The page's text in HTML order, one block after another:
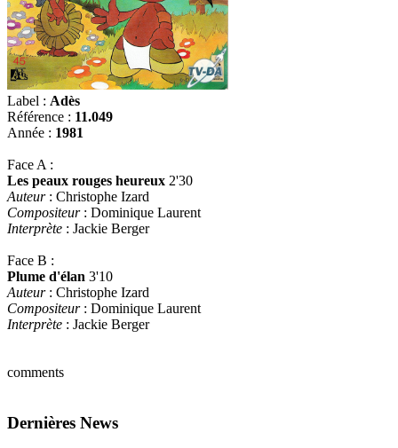
Label : Adès
Référence : 11.049
Année : 1981
Face A :
Les peaux rouges heureux 2'30
Auteur: Christophe Izard
Compositeur: Dominique Laurent
Interprète : Jackie Berger
Face B :
Plume d'élan 3'10
Auteur: Christophe Izard
Compositeur: Dominique Laurent
Interprète : Jackie Berger
comments
Dernières News